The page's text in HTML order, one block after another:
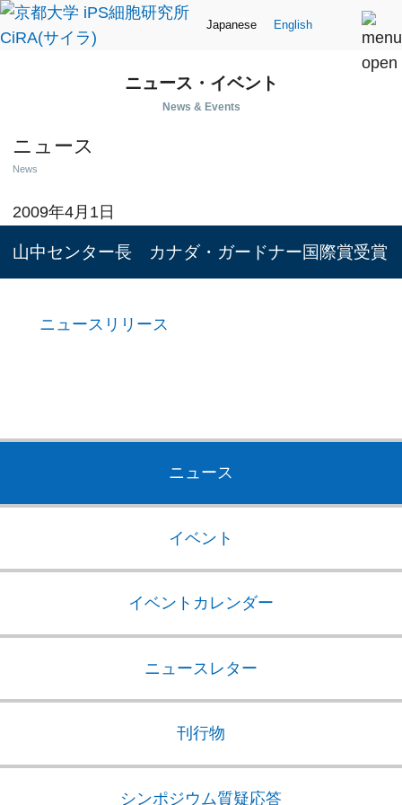
Japanese English
ニュース・イベント
News & Events
ニュース
News
2009年4月1日
山中センター長 カナダ・ガードナー国際賞受賞
ニュースリリース
ニュース
イベント
イベントカレンダー
ニュースレター
刊行物
シンポジウム質疑応答